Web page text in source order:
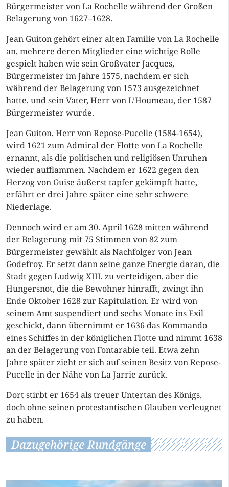
Bürgermeister von La Rochelle während der Großen
Belagerung von 1627–1628.
Jean Guiton gehört einer alten Familie von La Rochelle
an, mehrere deren Mitglieder eine wichtige Rolle
gespielt haben wie sein Großvater Jacques,
Bürgermeister im Jahre 1575, nachdem er sich
während der Belagerung von 1573 ausgezeichnet
hatte, und sein Vater, Herr von L’Houmeau, der 1587
Bürgermeister wurde.
Jean Guiton, Herr von Repose-Pucelle (1584-1654),
wird 1621 zum Admiral der Flotte von La Rochelle
ernannt, als die politischen und religiösen Unruhen
wieder aufflammen. Nachdem er 1622 gegen den
Herzog von Guise äußerst tapfer gekämpft hatte,
erfährt er drei Jahre später eine sehr schwere
Niederlage.
Dennoch wird er am 30. April 1628 mitten während
der Belagerung mit 75 Stimmen von 82 zum
Bürgermeister gewählt als Nachfolger von Jean
Godefroy. Er setzt dann seine ganze Energie daran, die
Stadt gegen Ludwig XIII. zu verteidigen, aber die
Hungersnot, die die Bewohner hinrafft, zwingt ihn
Ende Oktober 1628 zur Kapitulation. Er wird von
seinem Amt suspendiert und sechs Monate ins Exil
geschickt, dann übernimmt er 1636 das Kommando
eines Schiffes in der königlichen Flotte und nimmt 1638
an der Belagerung von Fontarabie teil. Etwa zehn
Jahre später zieht er sich auf seinen Besitz von Repose-
Pucelle in der Nähe von La Jarrie zurück.
Dort stirbt er 1654 als treuer Untertan des Königs,
doch ohne seinen protestantischen Glauben verleugnet
zu haben.
Dazugehörige Rundgänge